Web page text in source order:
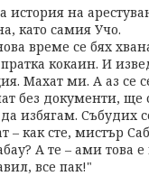
история на
като самия Учо.
време се бях
кокаин. И
Махат ми. А аз се
без документи, ще
избягам. Събудих
как сте, мистър
А те – ами това
все пак!"